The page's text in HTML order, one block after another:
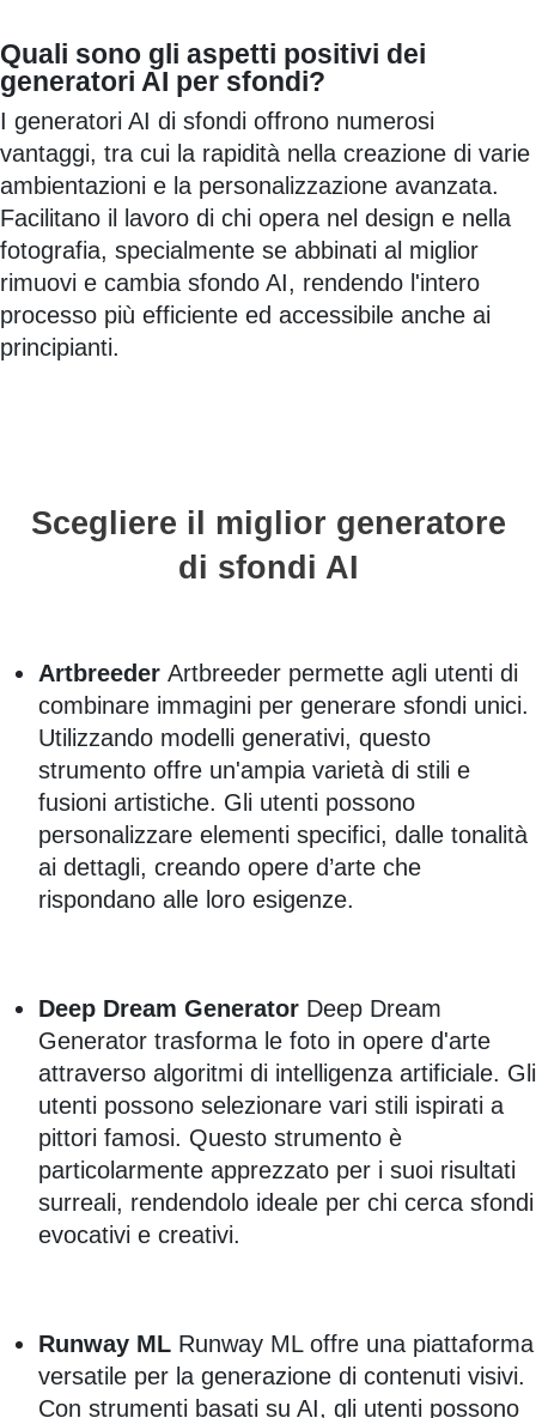
Quali sono gli aspetti positivi dei
generatori AI per sfondi?
I generatori AI di sfondi offrono numerosi
vantaggi, tra cui la rapidità nella creazione di varie
ambientazioni e la personalizzazione avanzata.
Facilitano il lavoro di chi opera nel design e nella
fotografia, specialmente se abbinati al miglior
rimuovi e cambia sfondo AI, rendendo l'intero
processo più efficiente ed accessibile anche ai
principianti.
Scegliere il miglior generatore
di sfondi AI
Artbreeder Artbreeder permette agli utenti di
combinare immagini per generare sfondi unici.
Utilizzando modelli generativi, questo
strumento offre un'ampia varietà di stili e
fusioni artistiche. Gli utenti possono
personalizzare elementi specifici, dalle tonalità
ai dettagli, creando opere d’arte che
rispondano alle loro esigenze.
Deep Dream Generator Deep Dream
Generator trasforma le foto in opere d'arte
attraverso algoritmi di intelligenza artificiale. Gli
utenti possono selezionare vari stili ispirati a
pittori famosi. Questo strumento è
particolarmente apprezzato per i suoi risultati
surreali, rendendolo ideale per chi cerca sfondi
evocativi e creativi.
Runway ML Runway ML offre una piattaforma
versatile per la generazione di contenuti visivi.
Con strumenti basati su AI, gli utenti possono